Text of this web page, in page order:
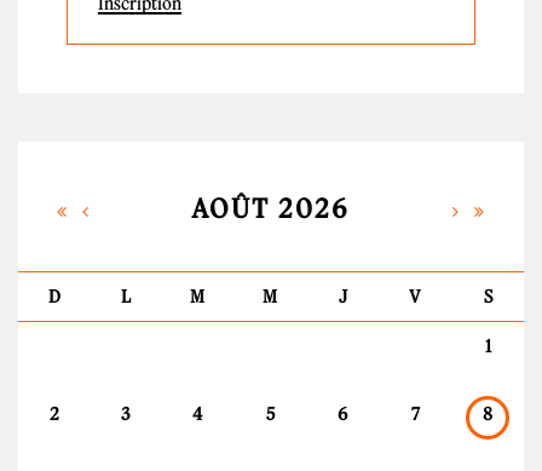
AOÛT 2026
D L M M J V S
1
2 3 4 5 6 7 8